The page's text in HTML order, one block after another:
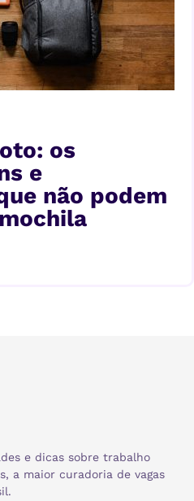
os
e
não podem
e dicas sobre trabalho
a maior curadoria de vagas